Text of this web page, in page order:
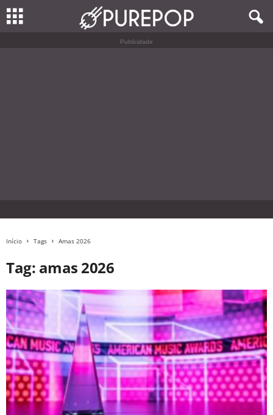
Publicidade
Início Tags Amas 2026
Tag: amas 2026